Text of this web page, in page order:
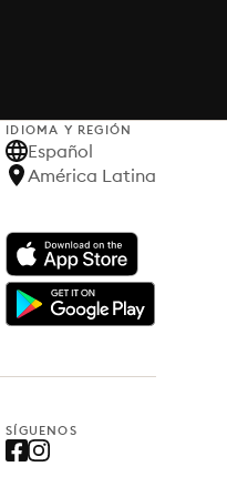
IDIOMA Y REGIÓN
Español
América Latina
SÍGUENOS